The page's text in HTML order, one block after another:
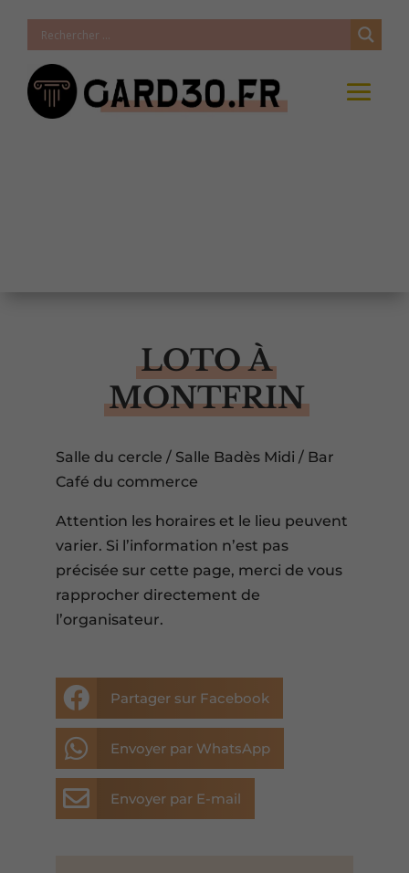
LOTO À
MONTFRIN
Salle du cercle / Salle Badès Midi / Bar
Café du commerce
Attention les horaires et le lieu peuvent
varier. Si l’information n’est pas
précisée sur cette page, merci de vous
rapprocher directement de
l’organisateur.
 Partager sur Facebook
 Envoyer par WhatsApp
 Envoyer par E-mail